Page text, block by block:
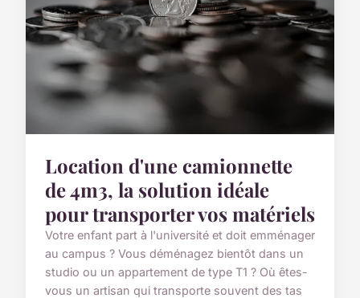
Location d'une camionnette
de 4m3, la solution idéale
pour transporter vos matériels
Votre enfant part à l'université et doit emménager
au campus ? Vous déménagez bientôt dans un
studio ou un appartement de type T1 ? Où êtes-
vous un artisan qui transporte souvent des tas